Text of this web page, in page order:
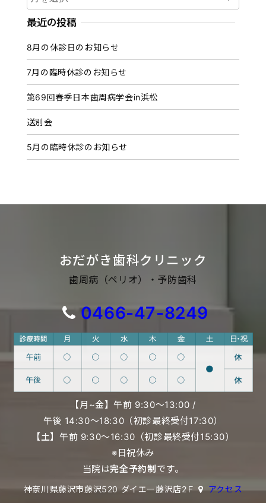
ー
カ
ブ
最近の投稿
8月の休診日のお知らせ
7月の臨時休診のお知らせ
第69回春季日本歯周病学会in浜松
送別会
5月の臨時休診のお知らせ
おだがき歯科クリニック
歯周病（ペリオ）・予防歯科
0466-47-8249
【月~金】午前 9:30〜13:00 /
午後 14:30〜18:30（初診最終受付17:30）
【土】午前 9:30〜16:30（初診最終受付15:30）
※日祝休み
当院は完全予約制です。
神奈川県藤沢市藤沢520 ダイエー藤沢店2Ｆ アクセス